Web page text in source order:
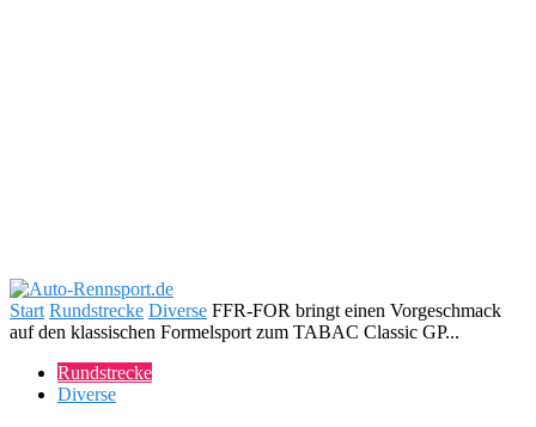
Start Rundstrecke Diverse FFR-FOR bringt einen Vorgeschmack
auf den klassischen Formelsport zum TABAC Classic GP...
Rundstrecke
Diverse